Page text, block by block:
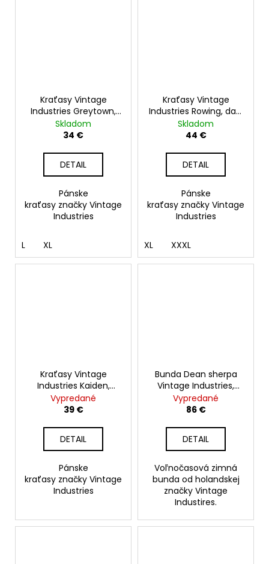
Kraťasy Vintage
Industries Greytown,
dark camo
Skladom
34 €
DETAIL
Pánske
kraťasy značky Vintage
Industries
L XL
Kraťasy Vintage
Industries Rowing, dark
khaki
Skladom
44 €
DETAIL
Pánske
kraťasy značky Vintage
Industries
XL XXXL
Kraťasy Vintage
Industries Kaiden,
beige
Vypredané
39 €
DETAIL
Pánske
kraťasy značky Vintage
Industries
Bunda Dean sherpa
Vintage Industries,
Dark Tan
Vypredané
86 €
DETAIL
Voľnočasová zimná
bunda od holandskej
značky Vintage
Industires.